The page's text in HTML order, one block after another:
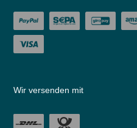
Wir versenden mit